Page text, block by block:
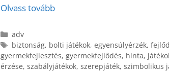
Olvass tovább
Kategória
adv
Címkék
biztonság, bolti játékok, egyensúlyérzék,
gyermekfejlesztés, gyermekfejlődés, hinta,
érzése, szabályjátékok, szerepjáték, szimbolikus